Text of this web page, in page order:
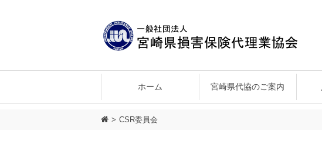
ホーム 宮崎県代協のご案内
会長あいさつ
正会員の特典
会員ログイン
県北支部
企画・環境委員会
CSR委員会